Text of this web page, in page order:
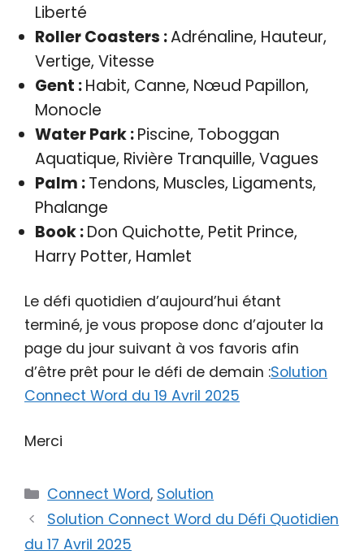
Liberté
Roller Coasters :Adrénaline, Hauteur,
Vertige, Vitesse
Gent :Habit, Canne, Nœud Papillon,
Monocle
Water Park :Piscine, Toboggan
Aquatique, Rivière Tranquille, Vagues
Palm :Tendons, Muscles, Ligaments,
Phalange
Book :Don Quichotte, Petit Prince,
Harry Potter, Hamlet
Le défi quotidien d’aujourd’hui étant
terminé, je vous propose donc d’ajouter la
page du jour suivant à vos favoris afin
d’être prêt pour le défi de demain :Solution
Connect Word du 19 Avril 2025
Merci
Catégories
Connect Word, Solution
Solution Connect Word du Défi Quotidien
du 17 Avril 2025